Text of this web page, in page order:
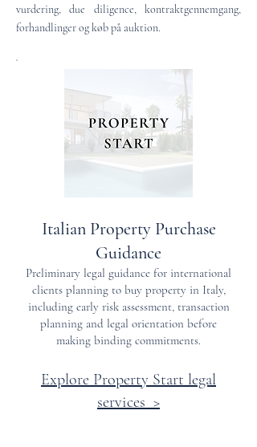
vurdering, due diligence, kontraktgennemgang,
forhandlinger og køb på auktion.
Italian Property Purchase
Guidance
Preliminary legal guidance for international
clients planning to buy property in Italy,
including early risk assessment, transaction
planning and legal orientation before
making binding commitments.
Explore Property Start legal
services >